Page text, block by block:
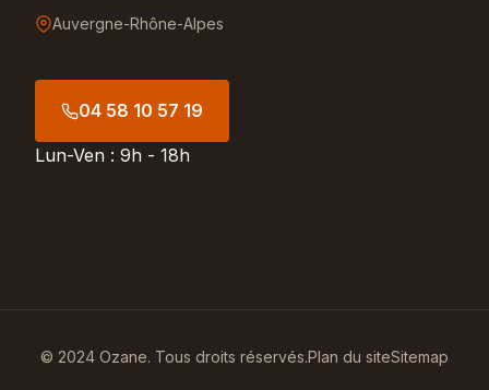
Auvergne-Rhône-Alpes
04 58 10 57 19
Lun-Ven : 9h - 18h
© 2024 Ozane. Tous droits réservés.Plan du siteSitemap